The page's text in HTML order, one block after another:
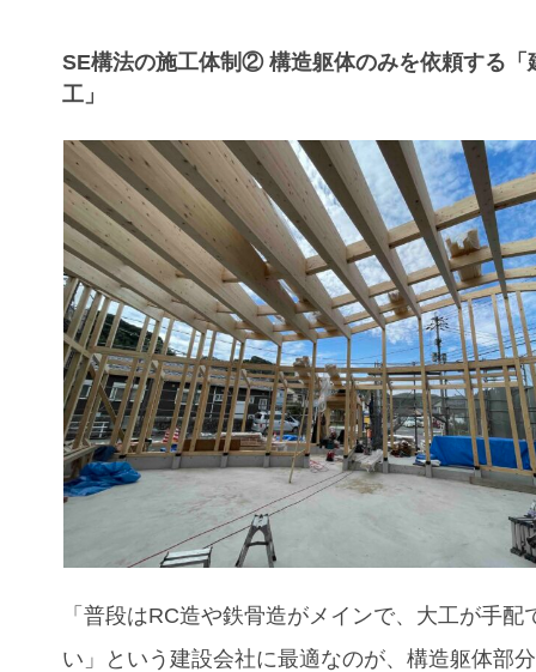
SE構法の施工体制② 構造躯体のみを依頼する「
工」
「普段はRC造や鉄骨造がメインで、大工が手配
い」という建設会社に最適なのが、構造躯体部